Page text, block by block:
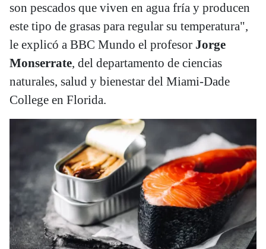
son pescados que viven en agua fría y producen
este tipo de grasas para regular su temperatura",
le explicó a BBC Mundo el profesor Jorge
Monserrate, del departamento de ciencias
naturales, salud y bienestar del Miami-Dade
College en Florida.